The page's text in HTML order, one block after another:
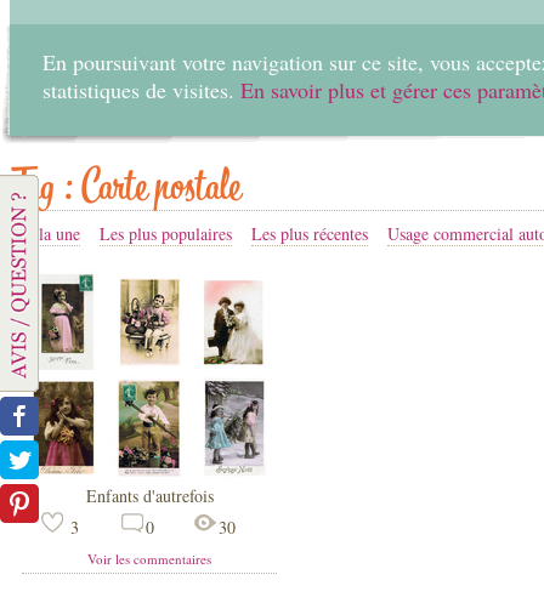
En poursuivant votre navigation sur ce site, vous
statistiques de visites. En savoir plus et gérer ces
Tag : Carte postale
A la une Les plus populaires Les plus récentes Usage commercial
Enfants d'autrefois
3
0 30
Voir les commentaires